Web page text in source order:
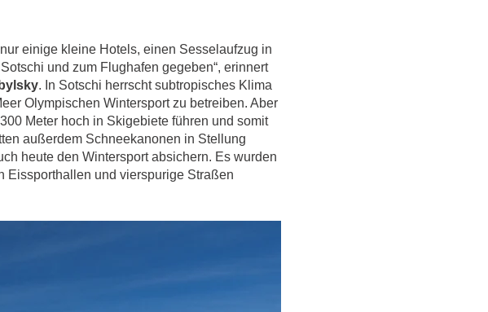
einige kleine Hotels, einen Sesselaufzug in
und zum Flughafen gegeben“, erinnert
. In Sotschi herrscht subtropisches Klima
Olympischen Wintersport zu betreiben. Aber
Meter hoch in Skigebiete führen und somit
außerdem Schneekanonen in Stellung
heute den Wintersport absichern. Es wurden
Eissporthallen und vierspurige Straßen